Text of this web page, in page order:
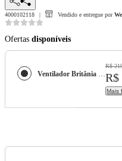
4000102118 Vendido e entregue por
Ofertas disponíveis
Ventilador Britânia 150W 40cm 6 Pás 3 Velocidades Preto BVT400 220V
R$
R$
Mais